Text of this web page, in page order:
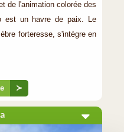
de l'animation colorée des
est un havre de paix. Le
forteresse, s'intègre en
≻